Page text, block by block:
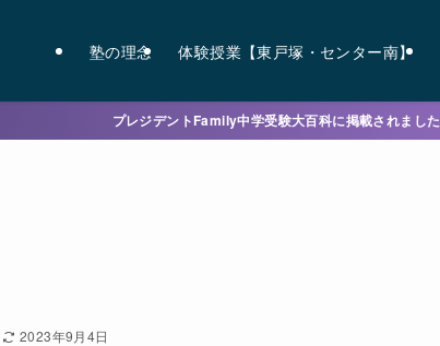
塾の理念 体験授業【東戸塚・センター南】
プレジデントFamily中学受験大百科に掲載されました
2023年9月4日